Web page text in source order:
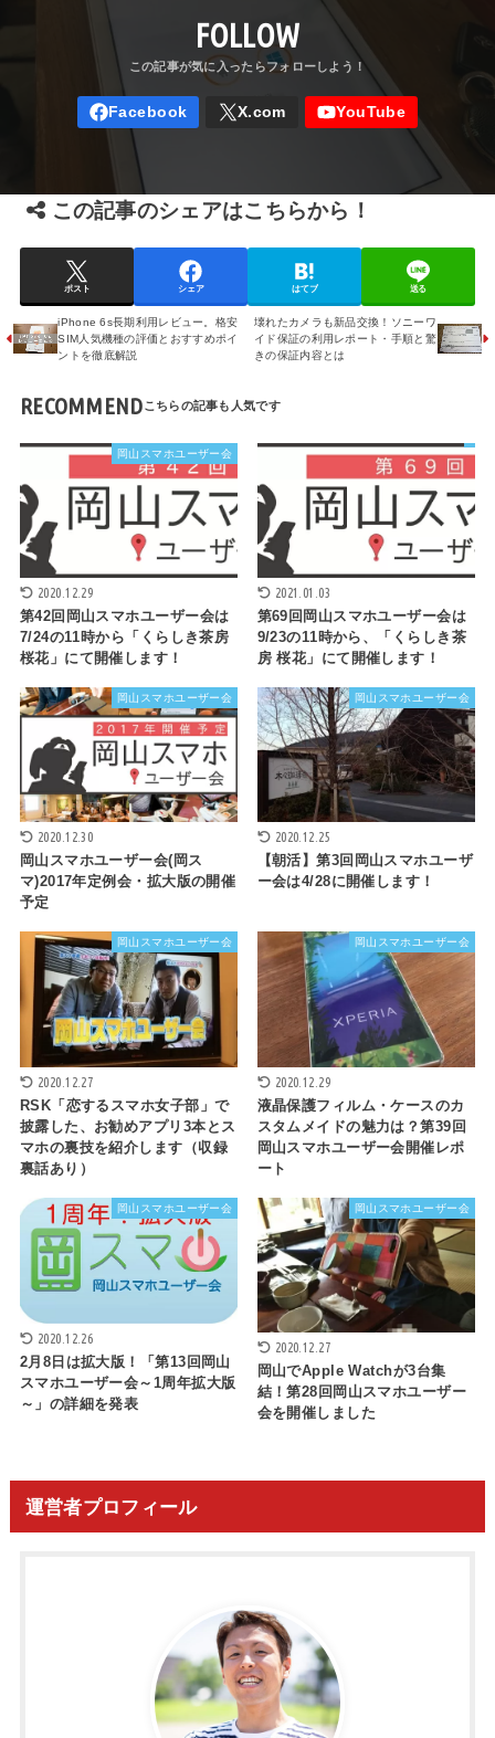
FOLLOW
この記事のシェアはこちらから！
ポスト シェア はてブ 送る
iPhone 6s長期利用レビュー。格安
SIM人気機種の評価とおすすめポイ
ントを徹底解説
壊れたカメラも新品交換！ソニーワ
イド保証の利用レポート・手順と驚
きの保証内容とは
RECOMMEND
岡山スマホユーザー会
2020.12.29
第42回岡山スマホユーザー会は
7/24の11時から「くらしき茶房
桜花」にて開催します！
2021.01.03
第69回岡山スマホユーザー会は
9/23の11時から、「くらしき茶
房 桜花」にて開催します！
岡山スマホユーザー会
2020.12.30
岡山スマホユーザー会(岡ス
マ)2017年定例会・拡大版の開催
予定
岡山スマホユーザー会
2020.12.25
【朝活】第3回岡山スマホユーザ
ー会は4/28に開催します！
岡山スマホユーザー会
2020.12.27
RSK「恋するスマホ女子部」で
披露した、お勧めアプリ3本とス
マホの裏技を紹介します（収録
裏話あり）
岡山スマホユーザー会
2020.12.29
液晶保護フィルム・ケースのカ
スタムメイドの魅力は？第39回
岡山スマホユーザー会開催レポ
ート
岡山スマホユーザー会
2020.12.26
2月8日は拡大版！「第13回岡山
スマホユーザー会～1周年拡大版
～」の詳細を発表
岡山スマホユーザー会
2020.12.27
岡山でApple Watchが3台集
結！第28回岡山スマホユーザー
会を開催しました
運営者プロフィール